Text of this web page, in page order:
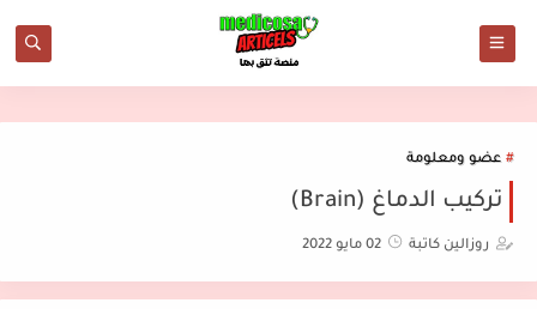
عضو ومعلومة
تركيب الدماغ (Brain)
روزالين كاتبة 02 مايو 2022